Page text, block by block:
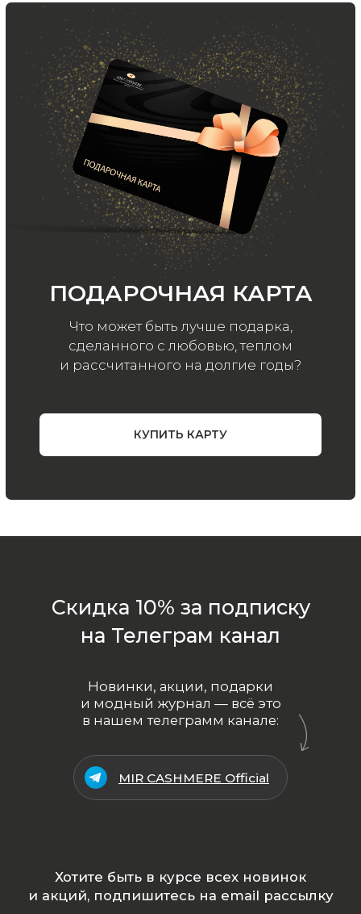
ООО «МИР КАШЕМИРА» © 2023
Все права защищены.
Политика
конфиденциальности